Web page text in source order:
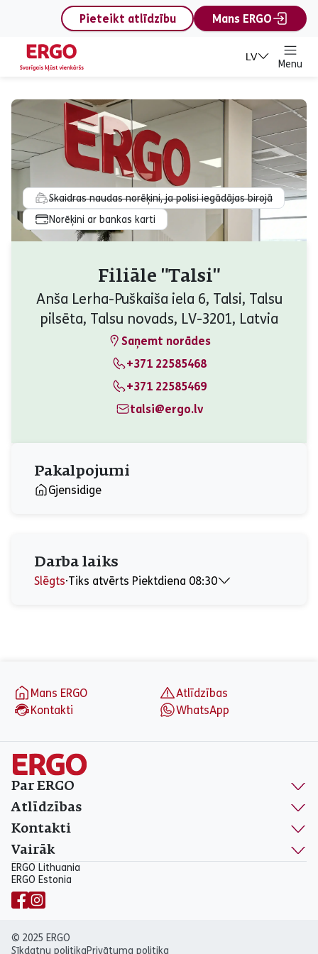
content
Pieteikt atlīdzību
Mans ERGO
LV
Menu
Skaidras naudas norēķini, ja polisi iegādājas birojā
Norēķini ar bankas karti
Filiāle "Talsi"
Anša Lerha-Puškaiša iela 6, Talsi, Talsu
pilsēta, Talsu novads, LV-3201, Latvia
Saņemt norādes
+371 22585468
+371 22585469
talsi@ergo.lv
Pakalpojumi
Gjensidige
Darba laiks
Slēgts⋅Tiks atvērts Piektdiena 08:30
Svētdiena
Mans ERGO
Atlīdzības
Kontakti
WhatsApp
Par ERGO
Atlīdzības
Kontakti
Vairāk
ERGO Lithuania
ERGO Estonia
© 2025 ERGO
Sīkdatņu politikaPrivātuma politika